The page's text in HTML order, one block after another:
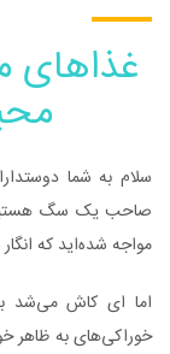
غذاهای
سلام به شما
صاحب یک سگ هستید،
مواجه شده‌اید که
اما ای کاش می‌شد
خوراکی‌های به ظاهر